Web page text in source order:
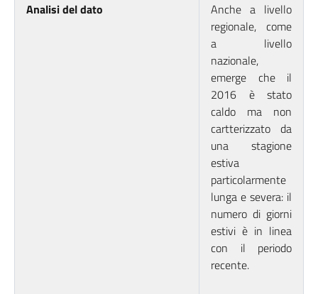
Analisi del dato
Anche a livello
regionale, come
a livello
nazionale,
emerge che il
2016 è stato
caldo ma non
cartterizzato da
una stagione
estiva
particolarmente
lunga e severa: il
numero di giorni
estivi è in linea
con il periodo
recente.